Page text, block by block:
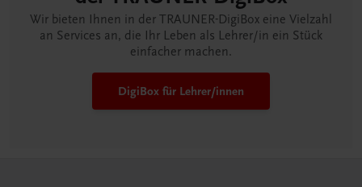
Wir bieten Ihnen in der TRAUNER-DigiBox eine Vielzahl
an Services an, die Ihr Leben als Lehrer/in ein Stück
einfacher machen.
DigiBox für Lehrer/innen